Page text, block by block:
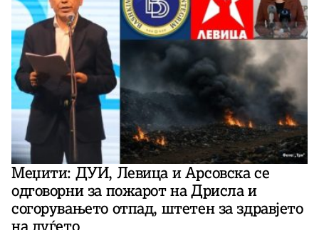
Меџити: ДУИ, Левица и Арсовска се
одговорни за пожарот на Дрисла и
согорувањето отпад, штетен за здравјето